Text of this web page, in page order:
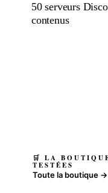
50 serveurs
contenus
🛒 LA
TESTÉES
Toute la boutique →